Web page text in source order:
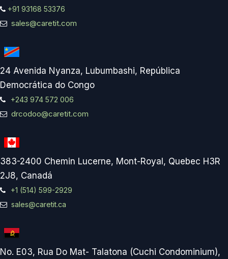
+91 93168 53376
sales@caretit.com
24 Avenida Nyanza, Lubumbashi, República
Democrática do Congo
+243 974 572 006
drcodoo@caretit.com
383-2400 Chemin Lucerne, Mont-Royal, Quebec H3R
2J8, Canadá
+1 (514) 599-2929
sales@caretit.ca
No. E03, Rua Do Mat- Talatona (Cuchi Condominium),